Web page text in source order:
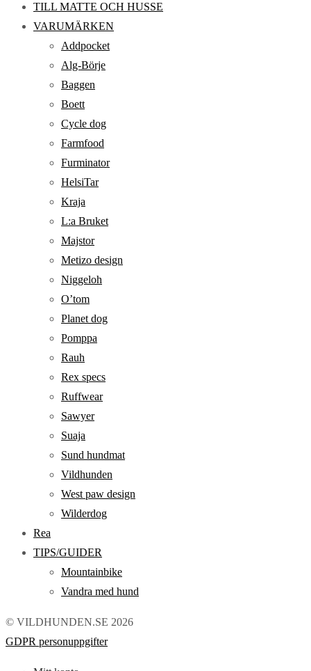
TILL MATTE OCH HUSSE
VARUMÄRKEN
Addpocket
Alg-Börje
Baggen
Boett
Cycle dog
Farmfood
Furminator
HelsiTar
Kraja
L:a Bruket
Majstor
Metizo design
Niggeloh
O’tom
Planet dog
Pomppa
Rauh
Rex specs
Ruffwear
Sawyer
Suaja
Sund hundmat
Vildhunden
West paw design
Wilderdog
Rea
TIPS/GUIDER
Mountainbike
Vandra med hund
© VILDHUNDEN.SE 2026
GDPR personuppgifter